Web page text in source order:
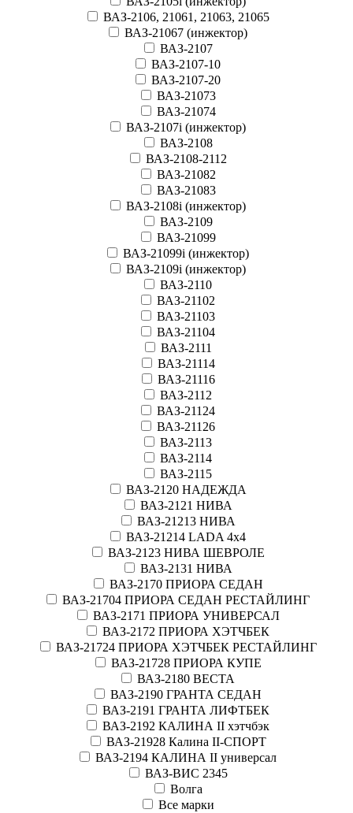
ВАЗ-2106, 21061, 21063, 21065
ВАЗ-21067 (инжектор)
ВАЗ-2107
ВАЗ-2107-10
ВАЗ-2107-20
ВАЗ-21073
ВАЗ-21074
ВАЗ-2107i (инжектор)
ВАЗ-2108
ВАЗ-2108-2112
ВАЗ-21082
ВАЗ-21083
ВАЗ-2108i (инжектор)
ВАЗ-2109
ВАЗ-21099
ВАЗ-21099i (инжектор)
ВАЗ-2109i (инжектор)
ВАЗ-2110
ВАЗ-21102
ВАЗ-21103
ВАЗ-21104
ВАЗ-2111
ВАЗ-21114
ВАЗ-21116
ВАЗ-2112
ВАЗ-21124
ВАЗ-21126
ВАЗ-2113
ВАЗ-2114
ВАЗ-2115
ВАЗ-2120 НАДЕЖДА
ВАЗ-2121 НИВА
ВАЗ-21213 НИВА
ВАЗ-21214 LADA 4х4
ВАЗ-2123 НИВА ШЕВРОЛЕ
ВАЗ-2131 НИВА
ВАЗ-2170 ПРИОРА СЕДАН
ВАЗ-21704 ПРИОРА СЕДАН РЕСТАЙЛИНГ
ВАЗ-2171 ПРИОРА УНИВЕРСАЛ
ВАЗ-2172 ПРИОРА ХЭТЧБЕК
ВАЗ-21724 ПРИОРА ХЭТЧБЕК РЕСТАЙЛИНГ
ВАЗ-21728 ПРИОРА КУПЕ
ВАЗ-2180 ВЕСТА
ВАЗ-2190 ГРАНТА СЕДАН
ВАЗ-2191 ГРАНТА ЛИФТБЕК
ВАЗ-2192 КАЛИНА II хэтчбэк
ВАЗ-21928 Калина II-СПОРТ
ВАЗ-2194 КАЛИНА II универсал
ВАЗ-ВИС 2345
Волга
Все марки